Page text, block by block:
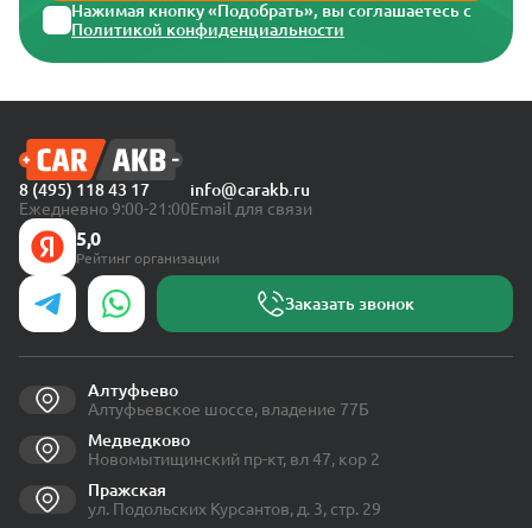
Нажимая кнопку «Подобрать», вы соглашаетесь с
Политикой конфиденциальности
8 (495) 118 43 17
Ежедневно 9:00-21:00
info@carakb.ru
Email для связи
5,0
Рейтинг организации
Заказать звонок
Алтуфьево
Алтуфьевское шоссе, владение 77Б
Медведково
Новомытищинский пр-кт, вл 47, кор 2
Пражская
ул. Подольских Курсантов, д. 3, стр. 29